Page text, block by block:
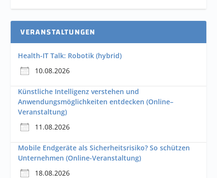
VERANSTALTUNGEN
Health-IT Talk: Robotik (hybrid)
10.08.2026
Künstliche Intelligenz verstehen und
Anwendungsmöglichkeiten entdecken (Online–
Veranstaltung)
11.08.2026
Mobile Endgeräte als Sicherheitsrisiko? So schützen
Unternehmen (Online-Veranstaltung)
18.08.2026